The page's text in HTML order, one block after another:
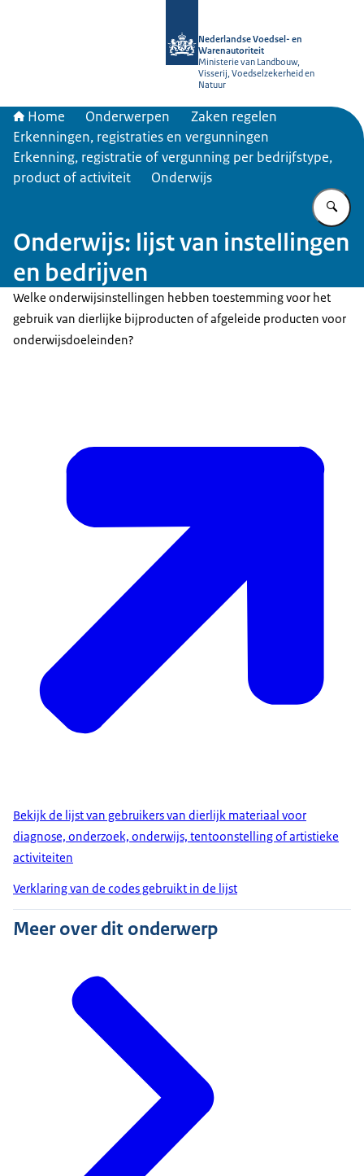
Nederlandse Voedsel- en
Warenautoriteit
Ministerie van Landbouw,
Visserij, Voedselzekerheid en
Natuur
Home Onderwerpen
Zaken regelen
Erkenningen, registraties en vergunningen
Erkenning, registratie of vergunning per bedrijfstype,
product of activiteit
Onderwijs
Onderwijs: lijst van instellingen
en bedrijven
Welke onderwijsinstellingen hebben toestemming voor het
gebruik van dierlijke bijproducten of afgeleide producten voor
onderwijsdoeleinden?
Bekijk de lijst van gebruikers van dierlijk materiaal voor
diagnose, onderzoek, onderwijs, tentoonstelling of artistieke
activiteiten
Verklaring van de codes gebruikt in de lijst
Meer over dit onderwerp